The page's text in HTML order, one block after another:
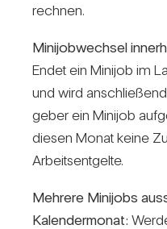
rechnen.
Mini­job­wechsel
Endet ein Minijob im
und wird
geber ein Minijob
diesen Monat keine
Arbeits­ent­gelte.
Meh­rere Mini­jobs
Kalen­der­monat: